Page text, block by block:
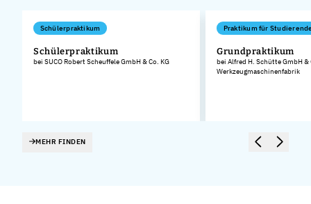
Schülerpraktikum
Schülerpraktikum
bei SUCO Robert Scheuffele GmbH & Co. KG
Praktikum für
Grundpraktikum
bei Alfred H. Schütte GmbH &
Werkzeugmaschinenfabrik
MEHR FINDEN